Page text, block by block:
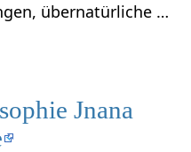
übernatürliche …
Jnana